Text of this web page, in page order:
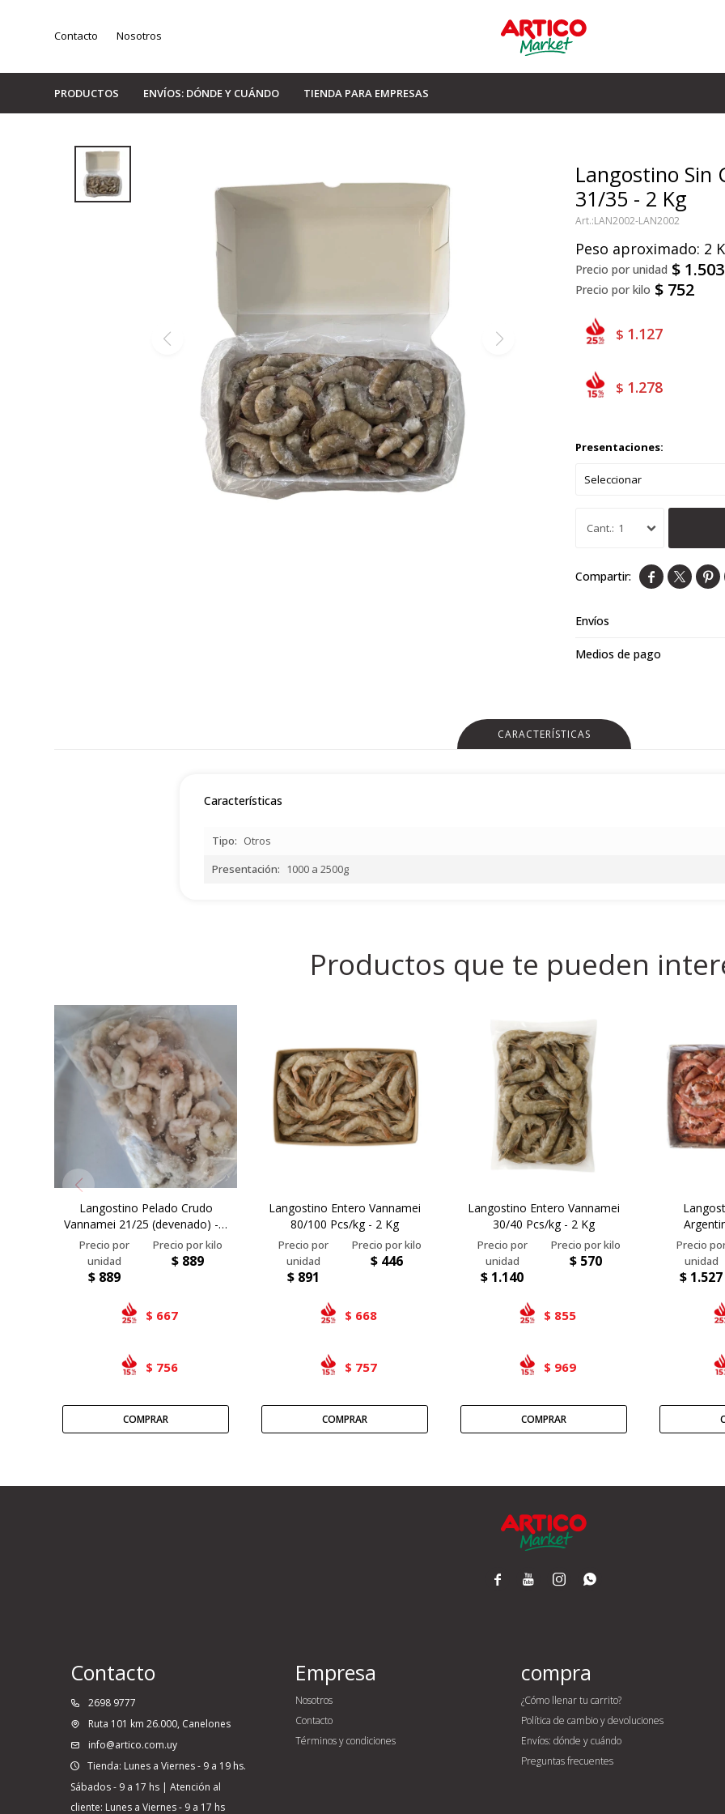
PRODUCTOS ENVÍOS: DÓNDE Y CUÁNDO TIENDA PARA EMPRESAS
Contacto Nosotros
Langostino Sin
31/35 - 2 Kg
LAN2002-LAN2002
Peso aproximado: 2
$ 1.503
$ 752
$ 1.127
$ 1.278
Presentaciones:
1
  
Envíos
Medios de pago
CARACTERÍSTICAS
Características
Tipo
Otros
Presentación
1000 a 2500g
Productos que te pueden
Langostino Pelado Crudo
Vannamei 21/25 (devenado) - 1
$ 889
$ 889
$ 667
$ 756
Langostino Entero Vannamei
80/100 Pcs/kg - 2 Kg
$ 891
$ 446
$ 668
$ 757
Langostino Entero Vannamei
30/40 Pcs/kg - 2 Kg
$ 1.140
$ 570
$ 855
$ 969
$ 1.527
   
Contacto
2698 9777
Ruta 101 km 26.000, Canelones
info@artico.com.uy
Tienda: Lunes a Viernes - 9 a 19 hs.
Sábados - 9 a 17 hs | Atención al
cliente: Lunes a Viernes - 9 a 17 hs
Empresa
Nosotros
Contacto
Términos y condiciones
compra
¿Cómo llenar tu carrito?
Política de cambio y devoluciones
Envíos: dónde y cuándo
Preguntas frecuentes